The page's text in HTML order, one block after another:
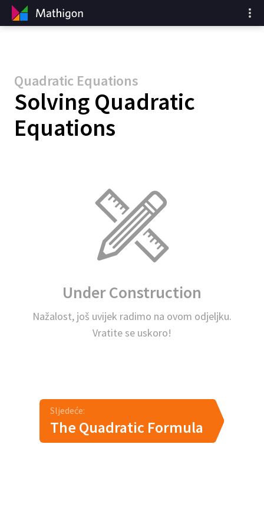
Quadratic Equations
Solving Quadratic
Equations
Under Construction
Nažalost, još uvijek radimo na ovom odjeljku.
Vratite se uskoro!
Sljedeće:
The Quadratic Formula